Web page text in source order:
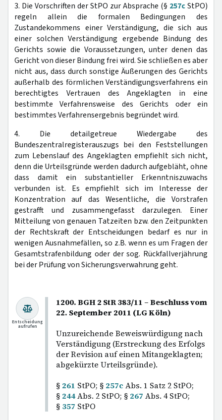
3. Die Vorschriften der StPO zur Absprache (§ 257cStPO)
regeln allein die formalen Bedingungen des
Zustandekommens einer Verständigung, die sich aus
einer solchen Verständigung ergebende Bindung des
Gerichts sowie die Voraussetzungen, unter denen das
Gericht von dieser Bindung frei wird. Sie schließen es aber
nicht aus, dass durch sonstige Äußerungen des Gerichts
außerhalb des förmlichen Verständigungsverfahrens ein
berechtigtes Vertrauen des Angeklagten in eine
bestimmte Verfahrensweise des Gerichts oder ein
bestimmtes Verfahrensergebnis begründet wird.
4. Die detailgetreue Wiedergabe des
Bundeszentralregisterauszugs bei den Feststellungen
zum Lebenslauf des Angeklagten empfiehlt sich nicht,
denn die Urteilsgründe werden dadurch aufgebläht, ohne
dass damit ein substantieller Erkenntniszuwachs
verbunden ist. Es empfiehlt sich im Interesse der
Konzentration auf das Wesentliche, die Vorstrafen
gestrafft und zusammengefasst darzulegen. Einer
Mitteilung von genauen Tatzeiten bzw. den Zeitpunkten
der Rechtskraft der Entscheidungen bedarf es nur in
wenigen Ausnahmefällen, so z.B. wenn es um Fragen der
Gesamtstrafenbildung oder der sog. Rückfallverjährung
bei der Prüfung von Sicherungsverwahrung geht.
1200. BGH 2 StR 383/11 – Beschluss vom
22. September 2011 (LG Köln)
Unzureichende Beweiswürdigung nach
Verständigung (Erstreckung des Erfolgs
der Revision auf einen Mitangeklagten;
abgekürzte Urteilsgründe).
§ 261 StPO; § 257cAbs. 1 Satz 2 StPO;
§ 244Abs. 2 StPO; § 267 Abs. 4 StPO;
§ 357 StPO
Entscheidung
aufrufen